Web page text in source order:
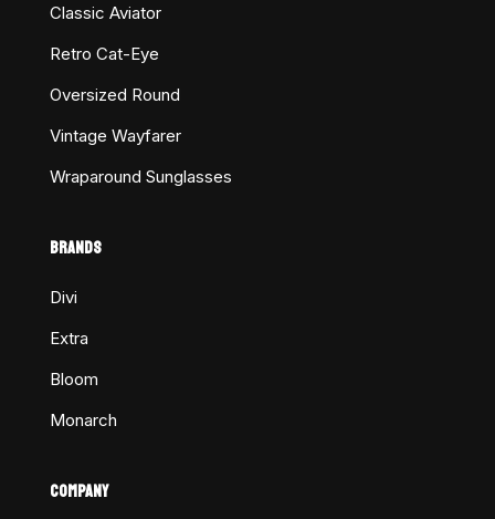
Classic Aviator
Retro Cat-Eye
Oversized Round
Vintage Wayfarer
Wraparound Sunglasses
BRANDS
Divi
Extra
Bloom
Monarch
COMPANY